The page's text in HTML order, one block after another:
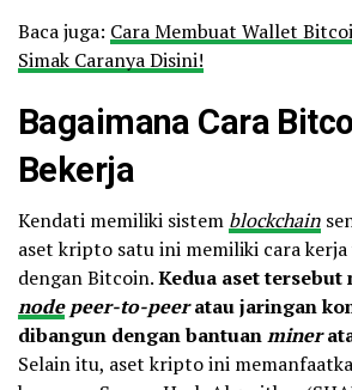
Baca juga: Cara Membuat Wallet
Simak Caranya Disini!
Bagaimana Cara
Bekerja
Kendati memiliki sistem blockchain
aset kripto satu ini memiliki cara
dengan Bitcoin.Kedua aset tersebut
nodepeer-to-peeratau jaringan
dibangun dengan bantuanminer
Selain itu, aset kripto ini